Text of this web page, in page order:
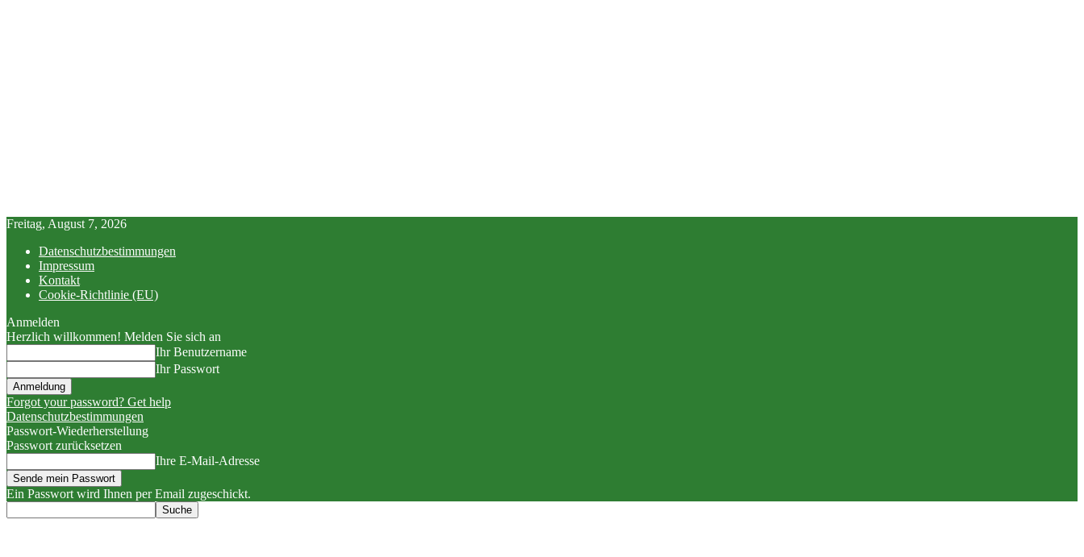
Freitag, August 7, 2026
Datenschutzbestimmungen
Impressum
Kontakt
Cookie-Richtlinie (EU)
Anmelden
Herzlich willkommen! Melden Sie sich an
Ihr Benutzername
Ihr Passwort
Forgot your password? Get help
Datenschutzbestimmungen
Passwort-Wiederherstellung
Passwort zurücksetzen
Ihre E-Mail-Adresse
Ein Passwort wird Ihnen per Email zugeschickt.